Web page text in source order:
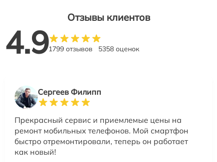
Отзывы клиентов
4.91799 отзывов 5358 оценок
Сергеев Филипп
Прекрасный сервис и приемлемые цены на
ремонт мобильных телефонов. Мой смартфон
быстро отремонтировали, теперь он работает
как новый!